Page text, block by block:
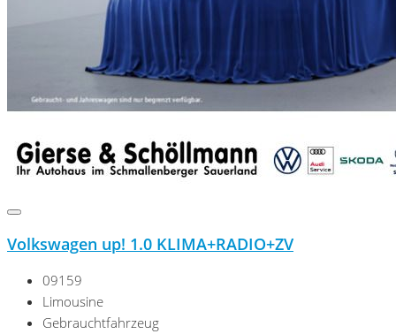
Volkswagen up! 1.0 KLIMA+RADIO+ZV
09159
Limousine
Gebrauchtfahrzeug